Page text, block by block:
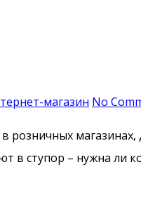
магазин No
магазинах,
в ступор – нужна ли